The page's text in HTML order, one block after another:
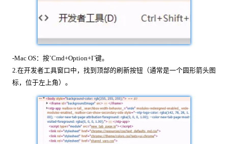
-Mac OS：按`Cmd+Option+I`键。
2.在开发者工具窗口中，找到顶部的刷新按钮（通常是一个圆形箭头图
标，位于左上角）。